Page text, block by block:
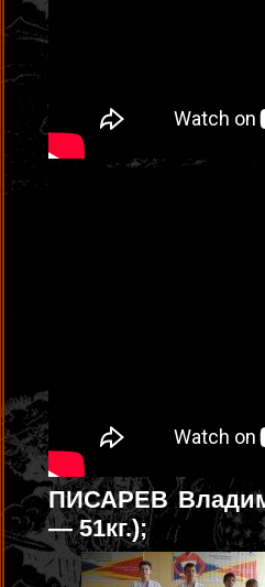
ПИСАРЕВ
— 51кг.);